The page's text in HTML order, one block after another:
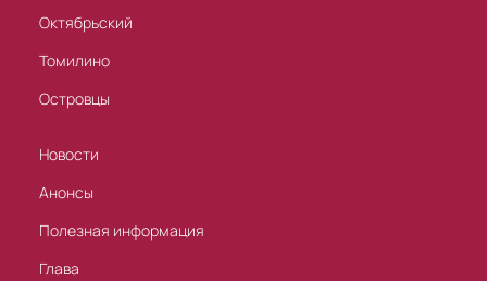
Октябрьский
Томилино
Островцы
Новости
Анонсы
Полезная информация
Глава